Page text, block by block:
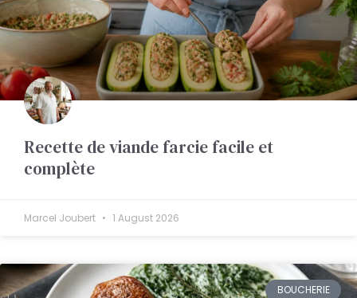
Recette de viande farcie facile et
complète
Marcel Joubert 1 August 2026
BOUCHERIE